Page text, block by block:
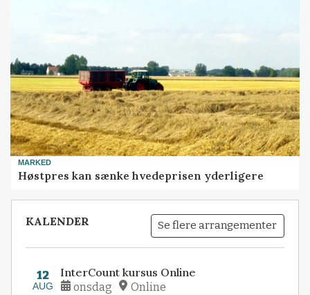
MARKED
Høstpres kan sænke hvedeprisen yderligere
KALENDER Se flere arrangementer
12
AUG
InterCount kursus Online
onsdag Online